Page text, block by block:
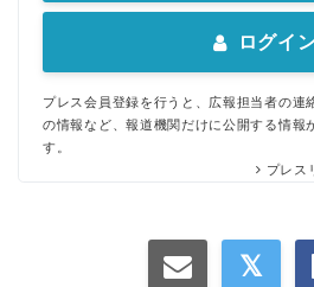
ログイ
プレス会員登録を行うと、広報担当者の連
の情報など、報道機関だけに公開する情報
す。
プレス